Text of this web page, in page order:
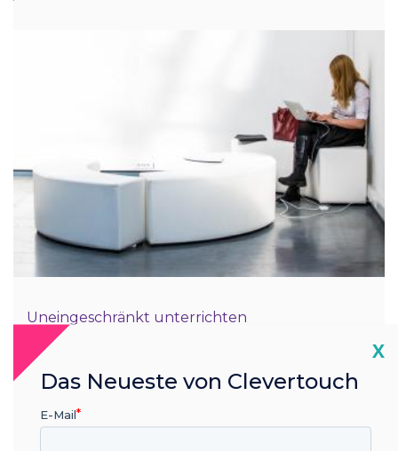
Uneingeschränkt unterrichten
Überall arbeiten & unterrichten
einem anderen Teil der Schule. Unsere Anzeigen werden mit
X
Das Neueste von Clevertouch
E-Mail